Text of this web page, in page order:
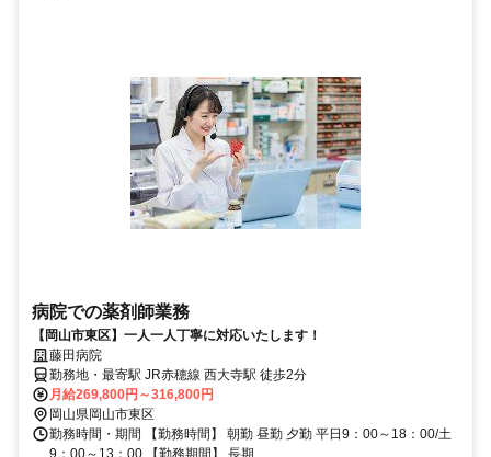
病院での薬剤師業務
【岡山市東区】一人一人丁寧に対応いたします！
藤田病院
勤務地・最寄駅 JR赤穂線 西大寺駅 徒歩2分
月給269,800円～316,800円
岡山県岡山市東区
勤務時間・期間 【勤務時間】 朝勤 昼勤 夕勤 平日9：00～18：00/土
9：00～13：00 【勤務期間】 長期